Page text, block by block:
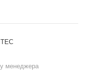
менеджера